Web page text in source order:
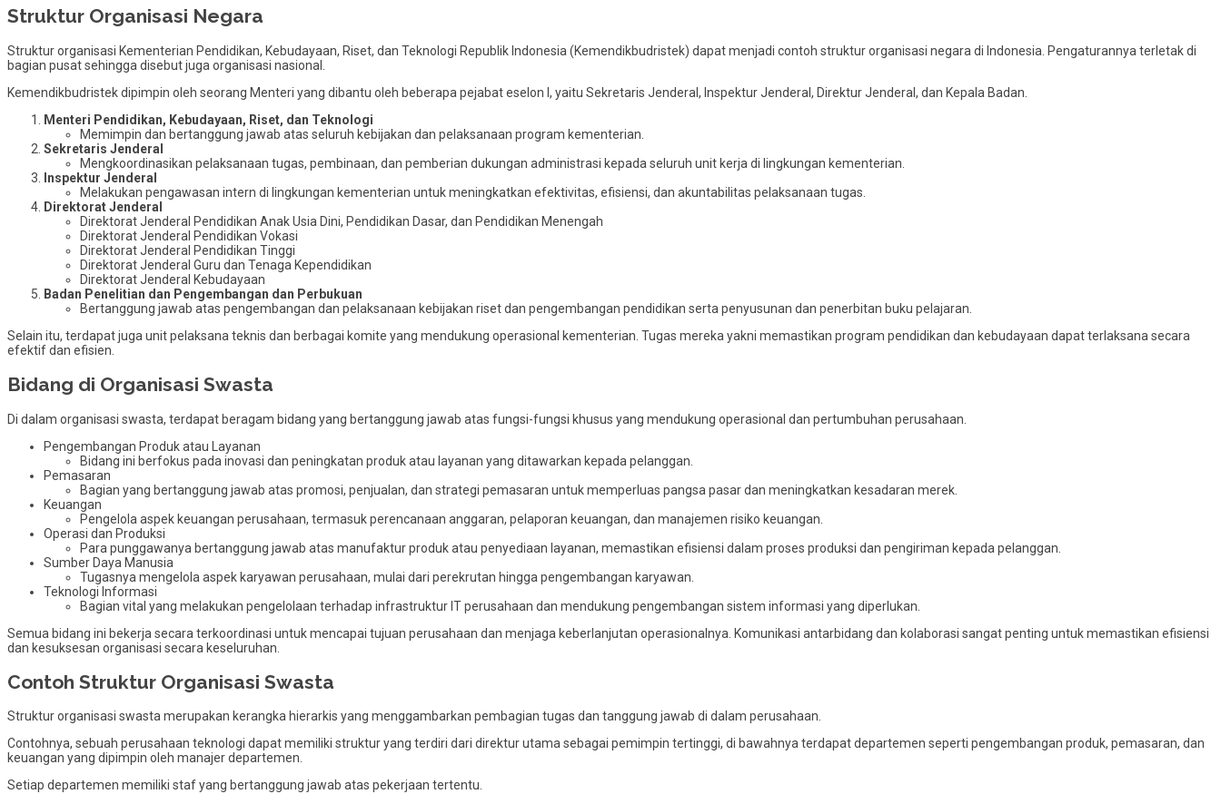
Struktur Organisasi Negara
Struktur organisasi Kementerian Pendidikan, Kebudayaan, Riset, dan Teknologi Republik Indonesia (Kemendikbudristek) dapat menjadi contoh struktur organisasi negara di Indonesia. Pengaturannya terletak di
bagian pusat sehingga disebut juga organisasi nasional.
Kemendikbudristek dipimpin oleh seorang Menteri yang dibantu oleh beberapa pejabat eselon I, yaitu Sekretaris Jenderal, Inspektur Jenderal, Direktur Jenderal, dan Kepala Badan.
Menteri Pendidikan, Kebudayaan, Riset, dan Teknologi
Memimpin dan bertanggung jawab atas seluruh kebijakan dan pelaksanaan program kementerian.
Sekretaris Jenderal
Mengkoordinasikan pelaksanaan tugas, pembinaan, dan pemberian dukungan administrasi kepada seluruh unit kerja di lingkungan kementerian.
Inspektur Jenderal
Melakukan pengawasan intern di lingkungan kementerian untuk meningkatkan efektivitas, efisiensi, dan akuntabilitas pelaksanaan tugas.
Direktorat Jenderal
Direktorat Jenderal Pendidikan Anak Usia Dini, Pendidikan Dasar, dan Pendidikan Menengah
Direktorat Jenderal Pendidikan Vokasi
Direktorat Jenderal Pendidikan Tinggi
Direktorat Jenderal Guru dan Tenaga Kependidikan
Direktorat Jenderal Kebudayaan
Badan Penelitian dan Pengembangan dan Perbukuan
Bertanggung jawab atas pengembangan dan pelaksanaan kebijakan riset dan pengembangan pendidikan serta penyusunan dan penerbitan buku pelajaran.
Selain itu, terdapat juga unit pelaksana teknis dan berbagai komite yang mendukung operasional kementerian. Tugas mereka yakni memastikan program pendidikan dan kebudayaan dapat terlaksana secara
efektif dan efisien.
Bidang di Organisasi Swasta
Di dalam organisasi swasta, terdapat beragam bidang yang bertanggung jawab atas fungsi-fungsi khusus yang mendukung operasional dan pertumbuhan perusahaan.
Pengembangan Produk atau Layanan
Bidang ini berfokus pada inovasi dan peningkatan produk atau layanan yang ditawarkan kepada pelanggan.
Pemasaran
Bagian yang bertanggung jawab atas promosi, penjualan, dan strategi pemasaran untuk memperluas pangsa pasar dan meningkatkan kesadaran merek.
Keuangan
Pengelola aspek keuangan perusahaan, termasuk perencanaan anggaran, pelaporan keuangan, dan manajemen risiko keuangan.
Operasi dan Produksi
Para punggawanya bertanggung jawab atas manufaktur produk atau penyediaan layanan, memastikan efisiensi dalam proses produksi dan pengiriman kepada pelanggan.
Sumber Daya Manusia
Tugasnya mengelola aspek karyawan perusahaan, mulai dari perekrutan hingga pengembangan karyawan.
Teknologi Informasi
Bagian vital yang melakukan pengelolaan terhadap infrastruktur IT perusahaan dan mendukung pengembangan sistem informasi yang diperlukan.
Semua bidang ini bekerja secara terkoordinasi untuk mencapai tujuan perusahaan dan menjaga keberlanjutan operasionalnya. Komunikasi antarbidang dan kolaborasi sangat penting untuk memastikan efisiensi
dan kesuksesan organisasi secara keseluruhan.
Contoh Struktur Organisasi Swasta
Struktur organisasi swasta merupakan kerangka hierarkis yang menggambarkan pembagian tugas dan tanggung jawab di dalam perusahaan.
Contohnya, sebuah perusahaan teknologi dapat memiliki struktur yang terdiri dari direktur utama sebagai pemimpin tertinggi, di bawahnya terdapat departemen seperti pengembangan produk, pemasaran, dan
keuangan yang dipimpin oleh manajer departemen.
Setiap departemen memiliki staf yang bertanggung jawab atas pekerjaan tertentu.